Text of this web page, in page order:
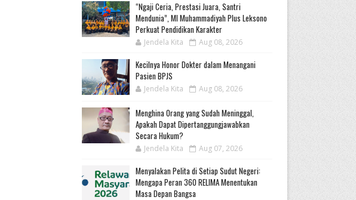
“Ngaji Ceria, Prestasi Juara, Santri
Mendunia”, MI Muhammadiyah Plus Leksono
Perkuat Pendidikan Karakter
Jendela Kita Aug 08, 2026
Kecilnya Honor Dokter dalam Menangani
Pasien BPJS
Jendela Kita Aug 08, 2026
Menghina Orang yang Sudah Meninggal,
Apakah Dapat Dipertanggungjawabkan
Secara Hukum?
Jendela Kita Aug 07, 2026
Menyalakan Pelita di Setiap Sudut Negeri:
Mengapa Peran 360 RELIMA Menentukan
Masa Depan Bangsa